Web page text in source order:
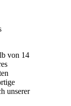
von 14
unserer